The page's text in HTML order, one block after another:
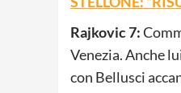
Rajkovic 7:
Venezia. Anche
con Bellusci